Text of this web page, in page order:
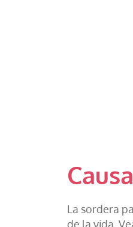
La sordera
de la vida.